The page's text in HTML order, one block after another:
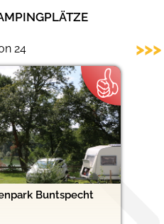
Buntspecht
24 >>>